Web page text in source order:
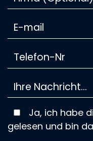
Ja, ich habe
gelesen und bin